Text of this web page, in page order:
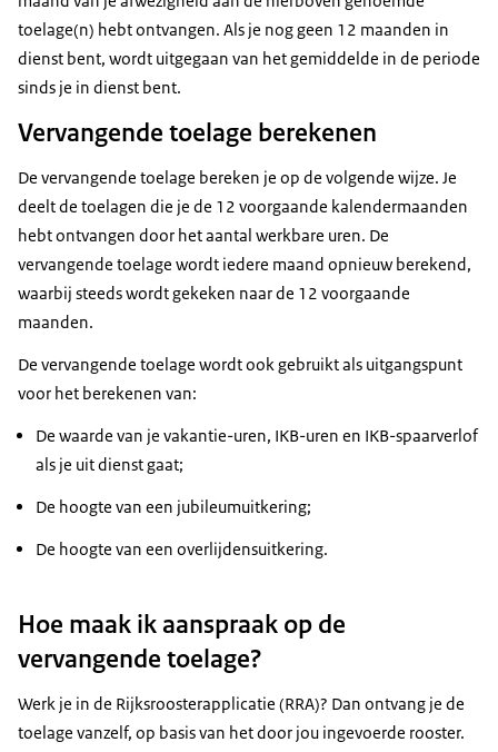
toelage(n) hebt ontvangen. Als je nog geen 12 maanden in
dienst bent, wordt uitgegaan van het gemiddelde in de periode
sinds je in dienst bent.
Vervangende toelage berekenen
De vervangende toelage bereken je op de volgende wijze. Je
deelt de toelagen die je de 12 voorgaande kalendermaanden
hebt ontvangen door het aantal werkbare uren. De
vervangende toelage wordt iedere maand opnieuw berekend,
waarbij steeds wordt gekeken naar de 12 voorgaande
maanden.
De vervangende toelage wordt ook gebruikt als uitgangspunt
voor het berekenen van:
De waarde van je vakantie-uren, IKB-uren en IKB-spaarverlof
als je uit dienst gaat;
De hoogte van een jubileumuitkering;
De hoogte van een overlijdensuitkering.
Hoe maak ik aanspraak op de
vervangende toelage?
Werk je in de Rijksroosterapplicatie (RRA)? Dan ontvang je de
toelage vanzelf, op basis van het door jou ingevoerde rooster.